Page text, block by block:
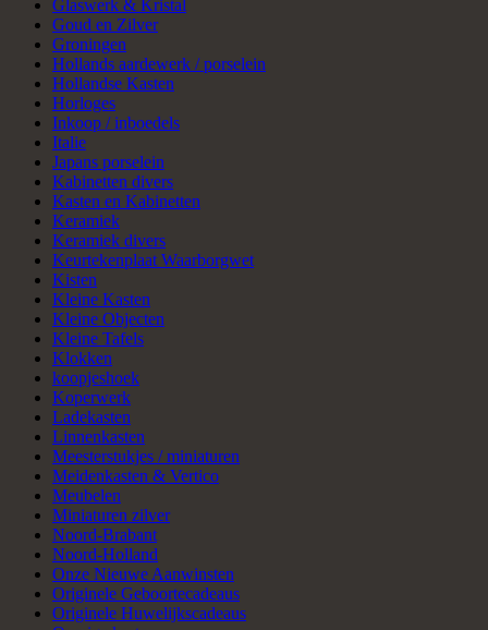
Glaswerk & Kristal
Goud en Zilver
Groningen
Hollands aardewerk / porselein
Hollandse Kasten
Horloges
Inkoop / inboedels
Italie
Japans porselein
Kabinetten divers
Kasten en Kabinetten
Keramiek
Keramiek divers
Keurtekenplaat Waarborgwet
Kisten
Kleine Kasten
Kleine Objecten
Kleine Tafels
Klokken
koopjeshoek
Koperwerk
Ladekasten
Linnenkasten
Meesterstukjes / miniaturen
Meidenkasten & Vertico
Meubelen
Miniaturen zilver
Noord-Brabant
Noord-Holland
Onze Nieuwe Aanwinsten
Originele Geboortecadeaus
Originele Huwelijkscadeaus